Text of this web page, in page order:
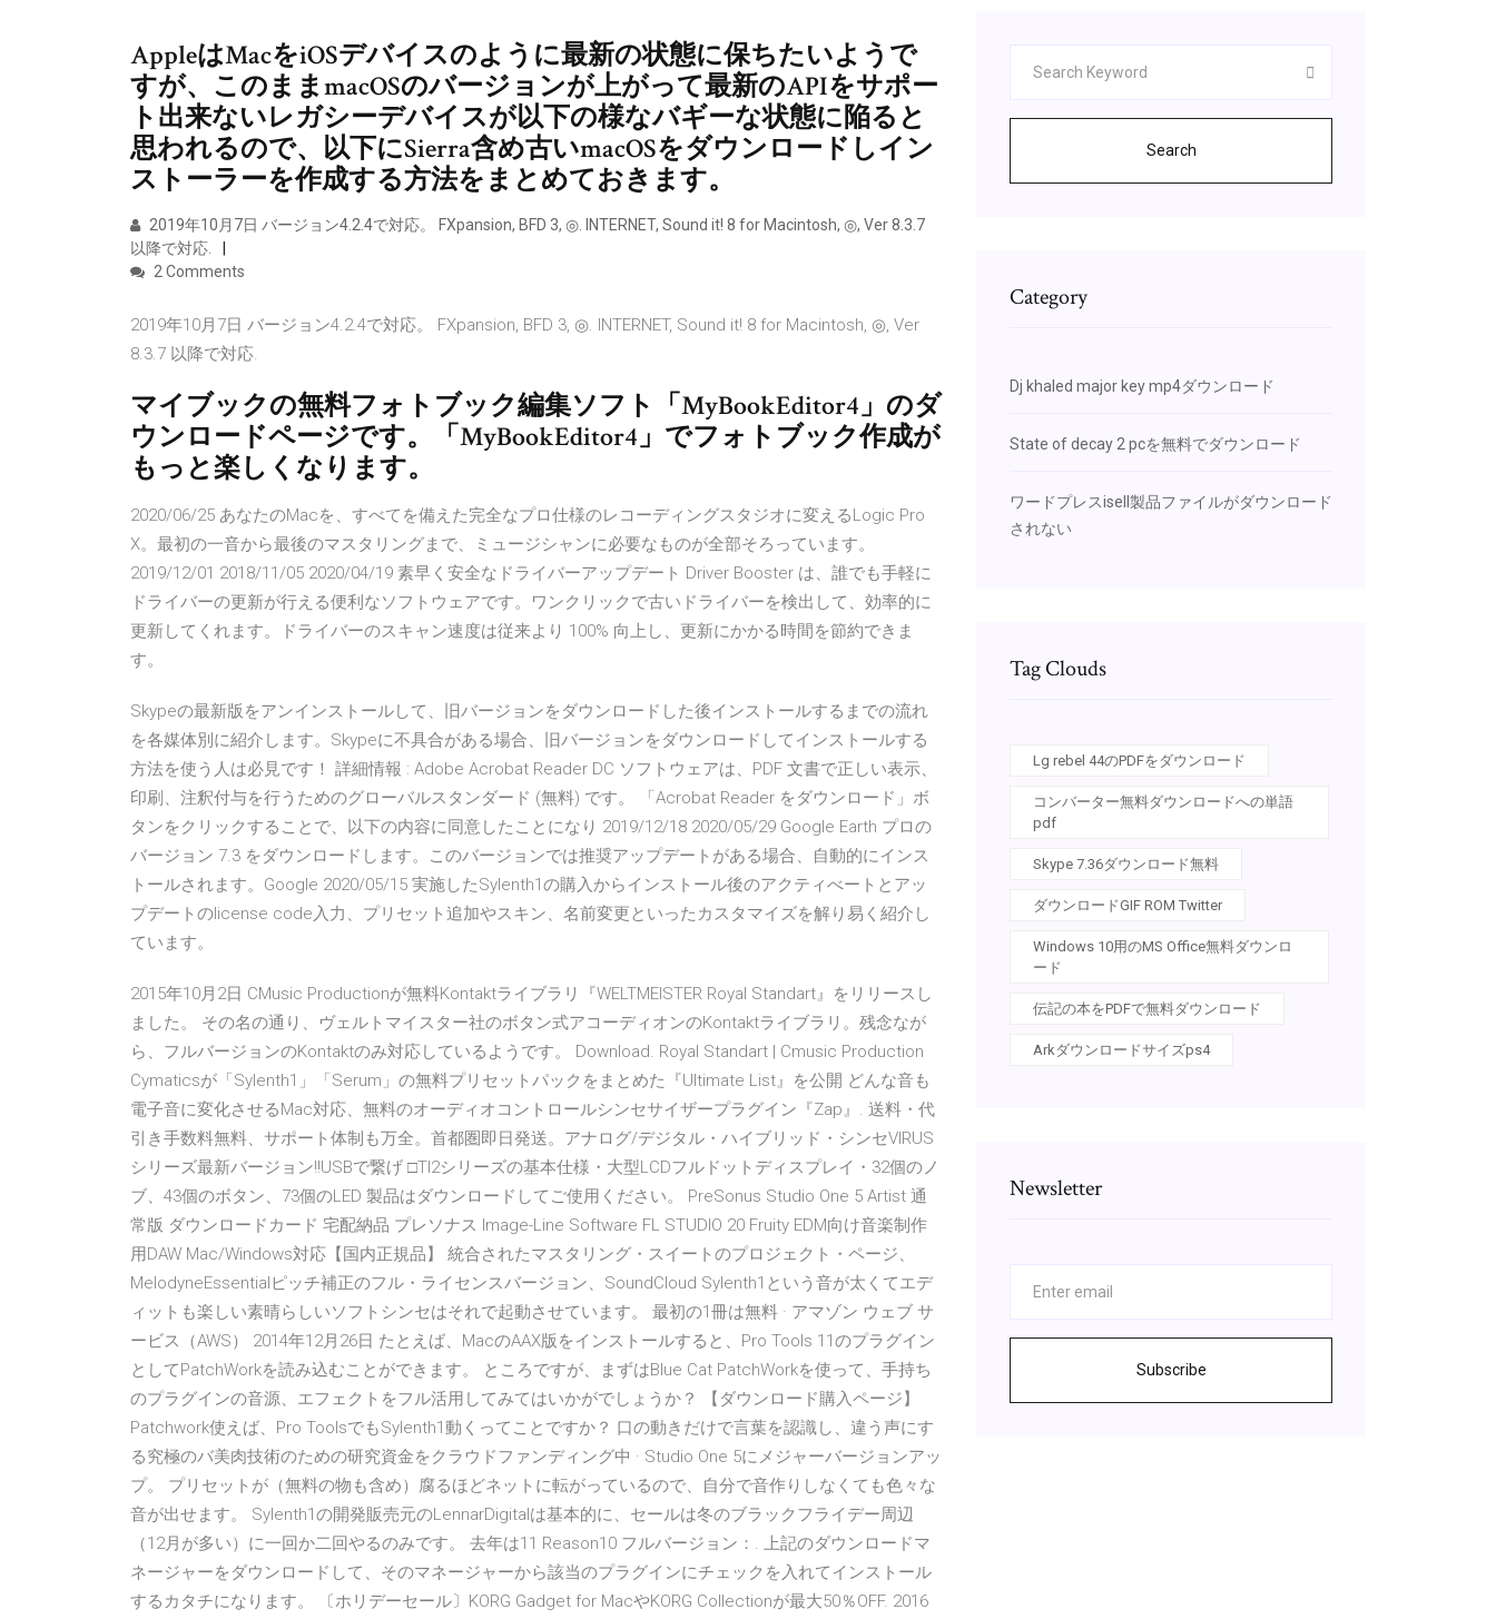
AppleはMacをiOSデバイスのように最新の状態に保ちたいようで
すが、このままmacOSのバージョンが上がって最新のAPIをサポー
ト出来ないレガシーデバイスが以下の様なバギーな状態に陥ると
思われるので、以下にSierra含め古いmacOSをダウンロードしイン
ストーラーを作成する方法をまとめておきます。
2019年10月7日 バージョン4.2.4で対応。 FXpansion, BFD 3, ◎. INTERNET, Sound it! 8 for Macintosh, ◎, Ver 8.3.7
以降で対応.
2 Comments
2019年10月7日 バージョン4.2.4で対応。 FXpansion, BFD 3, ◎. INTERNET, Sound it! 8 for Macintosh, ◎, Ver
8.3.7 以降で対応.
マイブックの無料フォトブック編集ソフト「MyBookEditor4」のダ
ウンロードページです。「MyBookEditor4」でフォトブック作成が
もっと楽しくなります。
2020/06/25 あなたのMacを、すべてを備えた完全なプロ仕様のレコーディングスタジオに変えるLogic Pro
X。最初の一音から最後のマスタリングまで、ミュージシャンに必要なものが全部そろっています。
2019/12/01 2018/11/05 2020/04/19 素早く安全なドライバーアップデート Driver Booster は、誰でも手軽に
ドライバーの更新が行える便利なソフトウェアです。ワンクリックで古いドライバーを検出して、効率的に
更新してくれます。ドライバーのスキャン速度は従来より 100% 向上し、更新にかかる時間を節約できま
す。
Skypeの最新版をアンインストールして、旧バージョンをダウンロードした後インストールするまでの流れ
を各媒体別に紹介します。Skypeに不具合がある場合、旧バージョンをダウンロードしてインストールする
方法を使う人は必見です！ 詳細情報 : Adobe Acrobat Reader DC ソフトウェアは、PDF 文書で正しい表示、
印刷、注釈付与を行うためのグローバルスタンダード (無料) です。 「Acrobat Reader をダウンロード」ボ
タンをクリックすることで、以下の内容に同意したことになり 2019/12/18 2020/05/29 Google Earth プロの
バージョン 7.3 をダウンロードします。このバージョンでは推奨アップデートがある場合、自動的にインス
トールされます。Google 2020/05/15 実施したSylenth1の購入からインストール後のアクティべートとアッ
プデートのlicense code入力、プリセット追加やスキン、名前変更といったカスタマイズを解り易く紹介し
ています。
2015年10月2日 CMusic Productionが無料Kontaktライブラリ『WELTMEISTER Royal Standart』をリリースし
ました。 その名の通り、ヴェルトマイスター社のボタン式アコーディオンのKontaktライブラリ。残念なが
ら、フルバージョンのKontaktのみ対応しているようです。 Download. Royal Standart | Cmusic Production
Cymaticsが「Sylenth1」「Serum」の無料プリセットパックをまとめた『Ultimate List』を公開 どんな音も
電子音に変化させるMac対応、無料のオーディオコントロールシンセサイザープラグイン『Zap』. 送料・代
引き手数料無料、サポート体制も万全。首都圏即日発送。アナログ/デジタル・ハイブリッド・シンセVIRUS
シリーズ最新バージョン!!USBで繋げ □TI2シリーズの基本仕様・大型LCDフルドットディスプレイ・32個のノ
ブ、43個のボタン、73個のLED 製品はダウンロードしてご使用ください。 PreSonus Studio One 5 Artist 通
常版 ダウンロードカード 宅配納品 プレソナス Image-Line Software FL STUDIO 20 Fruity EDM向け音楽制作
用DAW Mac/Windows対応【国内正規品】 統合されたマスタリング・スイートのプロジェクト・ページ、
MelodyneEssentialピッチ補正のフル・ライセンスバージョン、SoundCloud Sylenth1という音が太くてエデ
ィットも楽しい素晴らしいソフトシンセはそれで起動させています。 最初の1冊は無料 · アマゾン ウェブ サ
ービス（AWS） 2014年12月26日 たとえば、MacのAAX版をインストールすると、Pro Tools 11のプラグイン
としてPatchWorkを読み込むことができます。 ところですが、まずはBlue Cat PatchWorkを使って、手持ち
のプラグインの音源、エフェクトをフル活用してみてはいかがでしょうか？ 【ダウンロード購入ページ】
Patchwork使えば、Pro ToolsでもSylenth1動くってことですか？ 口の動きだけで言葉を認識し、違う声にす
る究極のバ美肉技術のための研究資金をクラウドファンディング中 · Studio One 5にメジャーバージョンアッ
プ。 プリセットが（無料の物も含め）腐るほどネットに転がっているので、自分で音作りしなくても色々な
音が出せます。 Sylenth1の開発販売元のLennarDigitalは基本的に、セールは冬のブラックフライデー周辺
（12月が多い）に一回か二回やるのみです。 去年は11 Reason10 フルバージョン：. 上記のダウンロードマ
ネージャーをダウンロードして、そのマネージャーから該当のプラグインにチェックを入れてインストール
するカタチになります。 〔ホリデーセール〕KORG Gadget for MacやKORG Collectionが最大50％OFF. 2016
Search
Category
Dj khaled major key mp4ダウンロード
State of decay 2 pcを無料でダウンロード
ワードプレスisell製品ファイルがダウンロード
されない
Tag Clouds
Lg rebel 44のPDFをダウンロード
コンバーター無料ダウンロードへの単語
pdf
Skype 7.36ダウンロード無料
ダウンロードGIF ROM Twitter
Windows 10用のMS Office無料ダウンロ
ード
伝記の本をPDFで無料ダウンロード
Arkダウンロードサイズps4
Newsletter
Subscribe